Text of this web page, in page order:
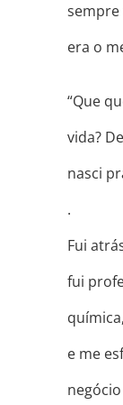
sempre
era o
“Que
vida?
nasci
.
Fui
fui
e me